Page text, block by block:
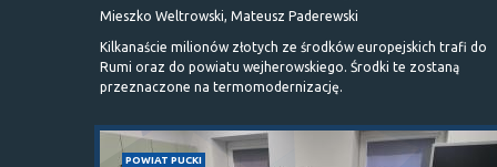
Mieszko Weltrowski, Mateusz Paderewski
Kilkanaście milionów złotych ze środków europejskich trafi do
Rumi oraz do powiatu wejherowskiego. Środki te zostaną
przeznaczone na termomodernizację.
POWIAT PUCKI